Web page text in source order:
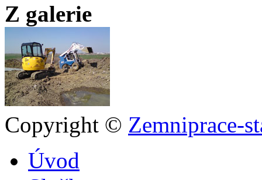
Z galerie
Copyright © Zemniprace-
Úvod